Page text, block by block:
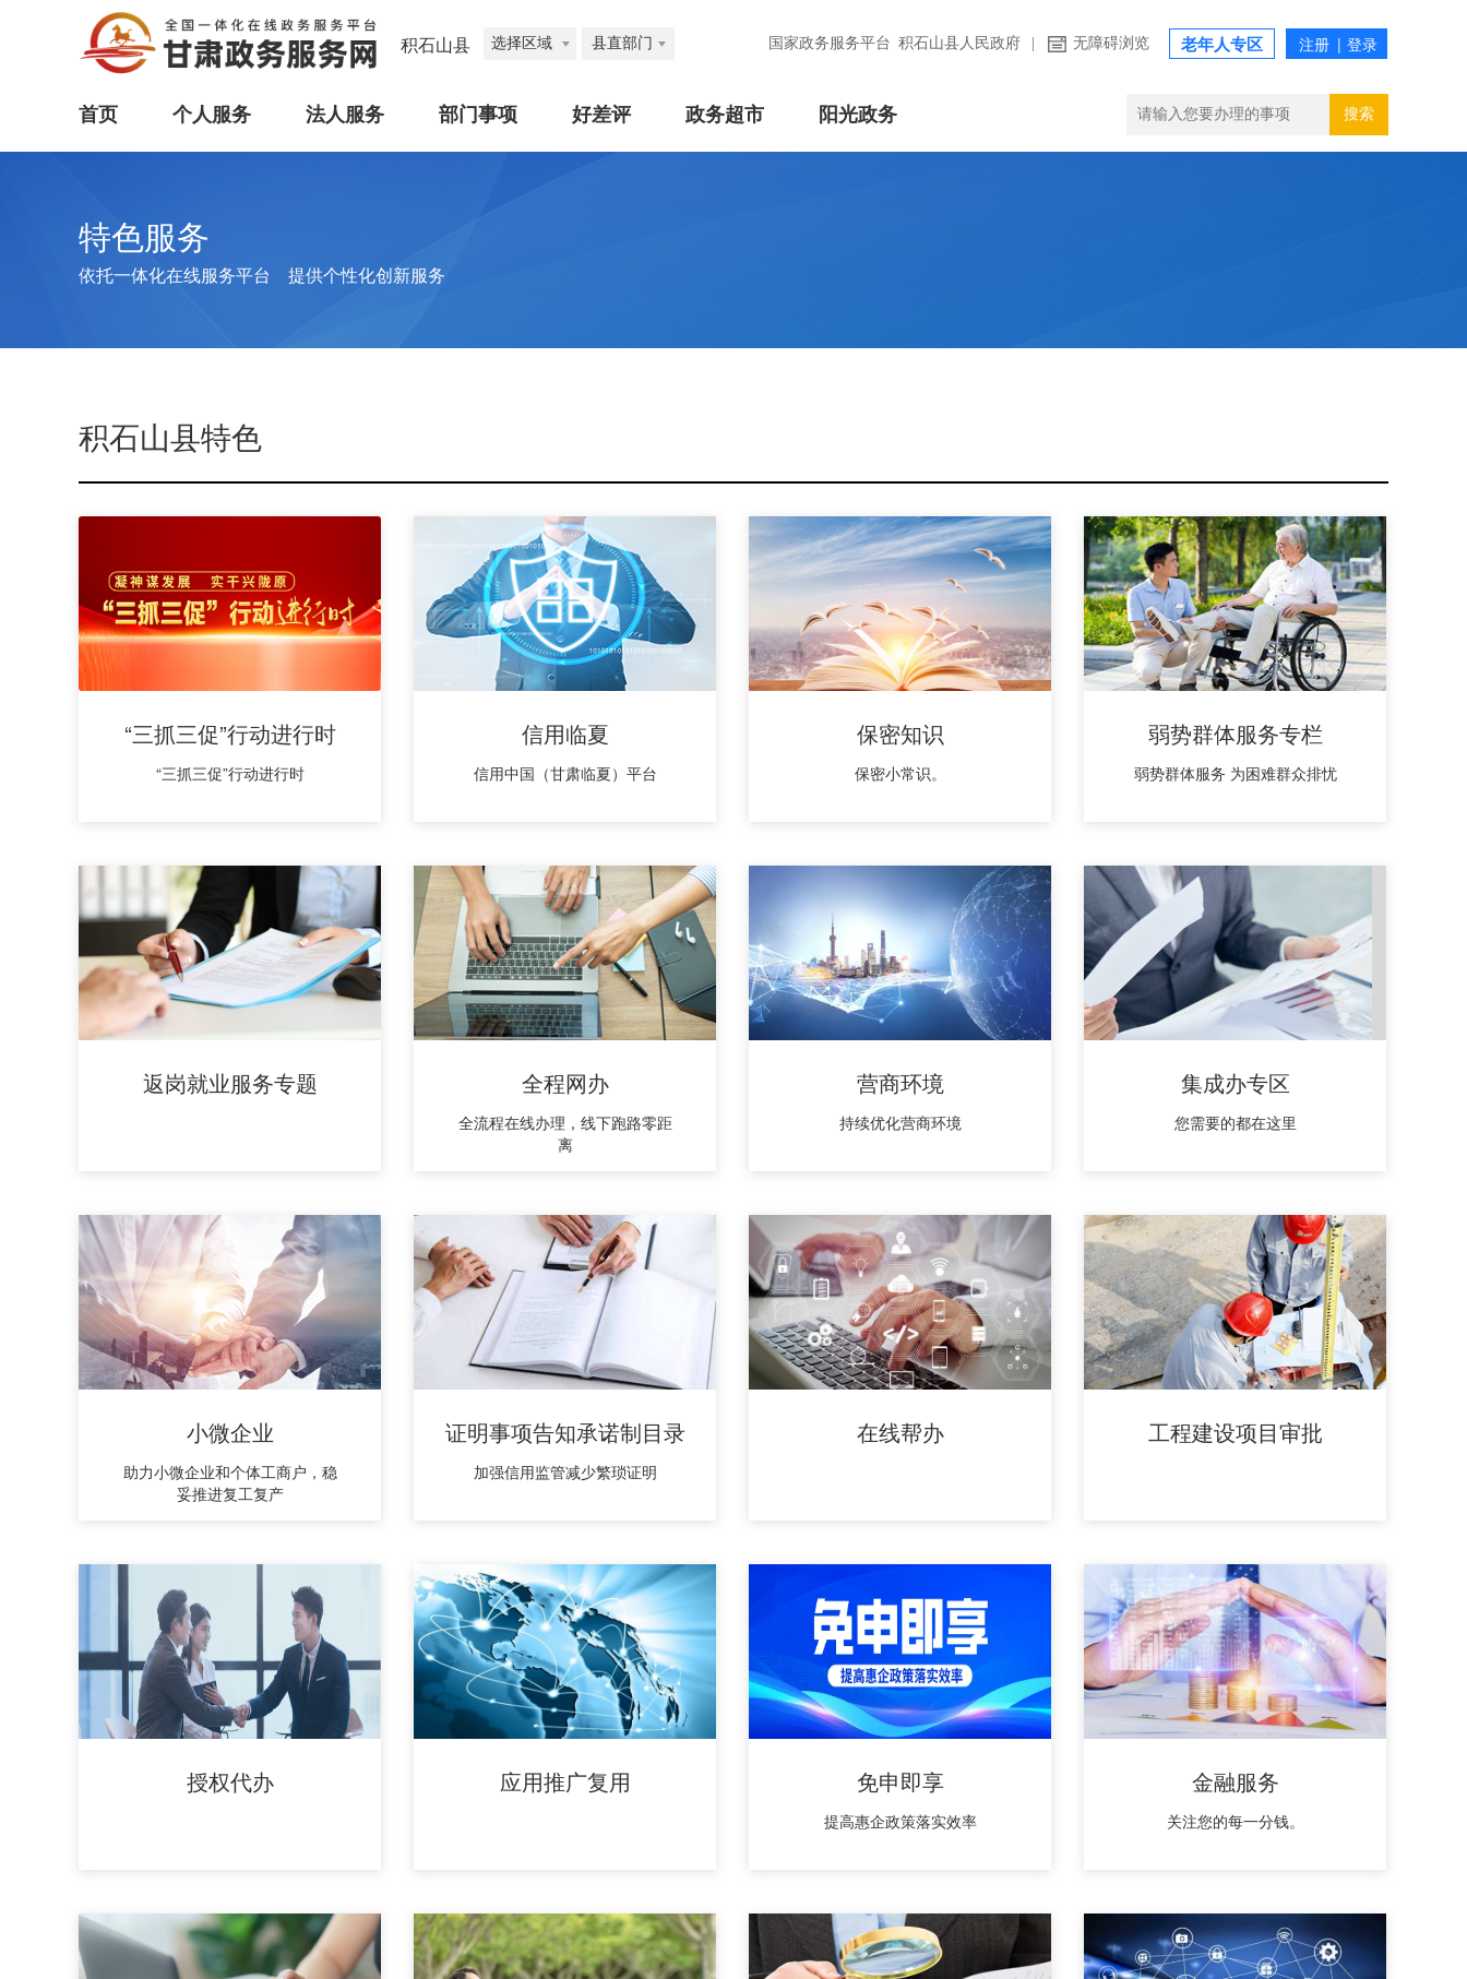
积石山县 选择区域 县直部门 国家政务服务平台 积石山县人民政府 无障碍浏览 老年人专区
首页 个人服务 法人服务 部门事项 好差评 政务超市 阳光政务 搜索
特色服务
依托一体化在线服务平台 提供个性化创新服务
积石山县特色
“三抓三促”行动进行时
“三抓三促”行动进行时
信用临夏
信用中国（甘肃临夏）平台
保密知识
保密小常识。
弱势群体服务专栏
弱势群体服务 为困难群众排忧
返岗就业服务专题 全程网办
全流程在线办理，线下跑路零距
离
营商环境
持续优化营商环境
集成办专区
您需要的都在这里
小微企业
助力小微企业和个体工商户，稳
妥推进复工复产
证明事项告知承诺制目录
加强信用监管减少繁琐证明
在线帮办 工程建设项目审批
授权代办 应用推广复用 免申即享
提高惠企政策落实效率
金融服务
关注您的每一分钱。